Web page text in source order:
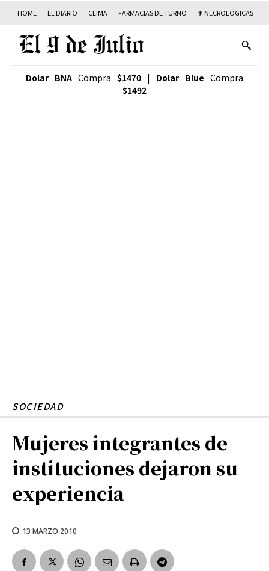
HOME EL DIARIO CLIMA FARMACIAS DE TURNO ✟ NECROLÓGICAS
Dolar BNA Compra $1470 | Dolar Blue Compra
$1492
SOCIEDAD
Mujeres integrantes de
instituciones dejaron su
experiencia
13 MARZO 2010